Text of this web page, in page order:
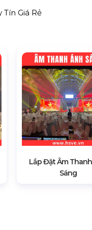
Giá Rẻ
Lắp Đặt Âm
Sáng